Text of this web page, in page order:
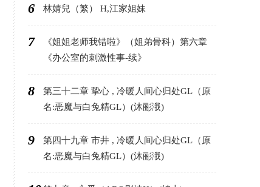
6 林婧兒（繁） H,江家姐妹
7
《姐姐老师我错啦》（姐弟骨科）第六章
《办公室的刺激性事-续》
8
第三十二章 挚心 , 冷暖人间心归处GL（原
名:恶魔与白兔精GL）(沐彨涐)
9
第四十九章 市井 , 冷暖人间心归处GL（原
名:恶魔与白兔精GL）(沐彨涐)